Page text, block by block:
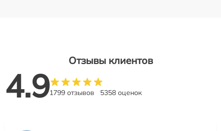
Отзывы клиентов
4.91799 отзывов 5358 оценок